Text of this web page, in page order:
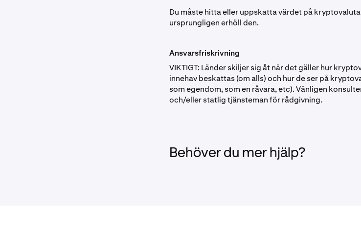
Du måste hitta eller uppskatta värdet på
ursprungligen erhöll den.
Ansvarsfriskrivning
VIKTIGT: Länder skiljer sig åt när det gäller hur
innehav beskattas (om alls) och hur de ser på
som egendom, som en råvara, etc). Vänligen
och/eller statlig tjänsteman för rådgivning.
Behöver du mer hjälp?